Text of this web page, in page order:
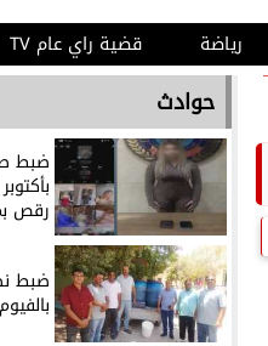
رياضة قضية راي عام TV
حوادث
ضبط
رقص
ضبط